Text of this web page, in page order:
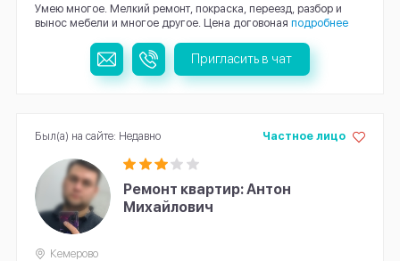
Умею многое. Мелкий ремонт, покраска, переезд, разбор и
вынос мебели и многое другое. Цена договоная подробнее
Пригласить в чат
Ремонт квартир: Антон
Михайлович
Частное лицо
Кемерово
Был(а) на сайте: Недавно